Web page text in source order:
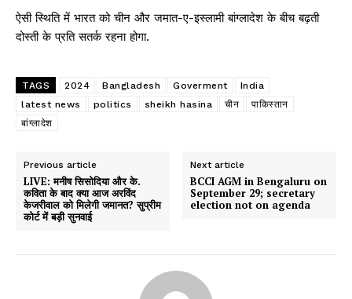
ऐसी स्थिति में भारत को चीन और जमात-ए-इस्लामी बांग्लादेश के बीच बढ़ती
दोस्ती के प्रति सतर्क रहना होगा.
TAGS 2024 Bangladesh Goverment
India
latest news
politics sheikh hasina चीन
पाकिस्तान
बांग्लादेश
Previous article
LIVE: मनीष सिसोदिया और के.
कविता के बाद क्या आज अरविंद
केजरीवाल को मिलेगी जमानत? सुप्रीम
कोर्ट में बड़ी सुनवाई
Next article
BCCI AGM in Bengaluru on
September 29; secretary
election not on agenda